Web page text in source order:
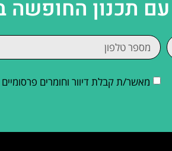
תכנון החופשה
מאשר/ת קבלת דיוור וחומרים פרסומיים